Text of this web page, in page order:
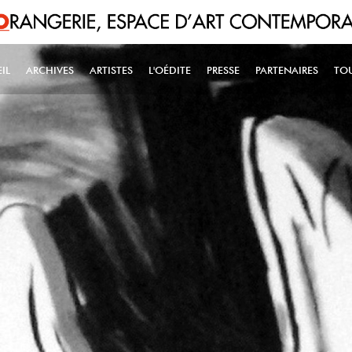
NAVIGATION
ARCHIVES ARTISTES L'OÉDITE PRESSE PARTENAIRES